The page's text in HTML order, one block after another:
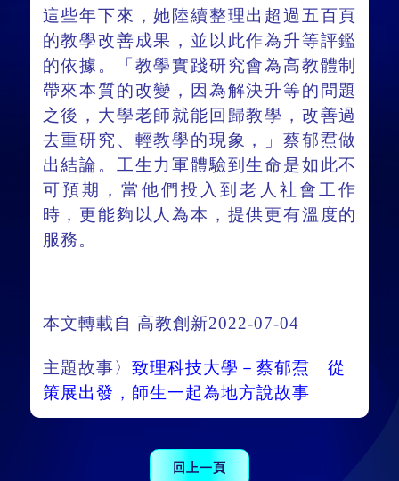
這些年下來，她陸續整理出超過五百頁
的教學改善成果，並以此作為升等評鑑
的依據。「教學實踐研究會為高教體制
帶來本質的改變，因為解決升等的問題
之後，大學老師就能回歸教學，改善過
去重研究、輕教學的現象，」蔡郁焄做
出結論。工生力軍體驗到生命是如此不
可預期，當他們投入到老人社會工作
時，更能夠以人為本，提供更有溫度的
服務。
本文轉載自 高教創新2022-07-04
主題故事〉 致理科技大學－蔡郁焄 從
策展出發，師生一起為地方說故事